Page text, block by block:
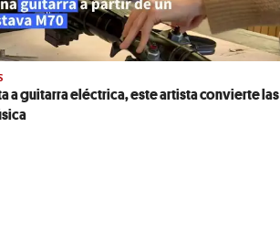
a guitarra eléctrica, este artista convierte las